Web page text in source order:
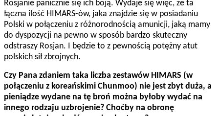
Rosjanie panicznie się ich boją. Wydaje się więc, że ta
łączna ilość HIMARS-ów, jaka znajdzie się w posiadaniu
Polski w połączeniu z różnorodnością amunicji, jaką mamy
do dyspozycji na pewno w sposób bardzo skuteczny
odstraszy Rosjan. I będzie to z pewnością potężny atut
polskich sił zbrojnych.
Czy Pana zdaniem taka liczba zestawów HIMARS (w
połączeniu z koreańskimi Chunmoo) nie jest zbyt duża, a
pieniądze wydane na tę broń można byłoby wydać na
innego rodzaju uzbrojenie? Choćby na obronę